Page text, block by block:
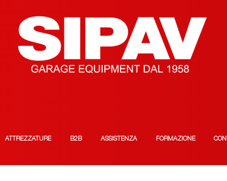
ATTREZZATURE B2B ASSISTENZA FORMAZIONE